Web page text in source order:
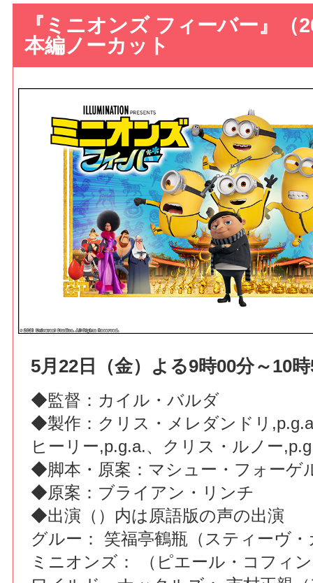
『ミニオンズ フィーバー』
本編ノーカット
5月22日（金）よる9時00分～10
◆監督：カイル・バルダ
◆製作：クリス・メレダンドリ
ヒーリー,p.g.a.、クリス・ルノー
◆脚本・原案：マシュー・フォーゲ
◆原案：ブライアン・リンチ
◆出演（）内は原語版の声の出演
グルー： 笑福亭鶴瓶（スティーヴ
ミニオンズ： （ピエール・コフィ